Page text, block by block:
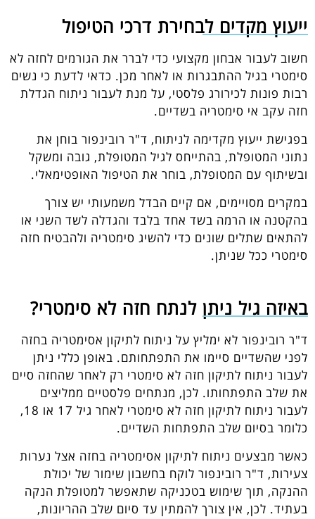
ייעוץ מקדים לבחירת דרכי הטיפול
חשוב לעבור אבחון מקצועי כדי לברר את הגורמים לחזה לא
סימטרי בגיל ההתבגרות או לאחר מכן. כדאי לדעת כי נשים
רבות פונות לכירורג פלסטי, על מנת לעבור ניתוח הגדלת
חזה עקב אי סימטריה בשדיים.
בפגישת ייעוץ מקדימה לניתוח, ד"ר רובינפור בוחן את
נתוני המטופלת, בהתייחס לגיל המטופלת, גובה ומשקל
ובשיתוף עם המטופלת, בוחר את הטיפול האופטימאלי.
במקרים מסויימים, אם קיים הבדל משמעותי יש צורך
בהקטנה או הרמה בשד אחד בלבד והגדלה לשד השני או
להתאים שתלים שונים כדי להשיג סימטריה ולהבטיח חזה
סימטרי ככל שניתן.
באיזה גיל ניתן לנתח חזה לא סימטרי?
ד"ר רובינפור לא ימליץ על ניתוח לתיקון אסימטריה בחזה
לפני שהשדיים סיימו את התפתחותם. באופן כללי ניתן
לעבור ניתוח לתיקון חזה לא סימטרי רק לאחר שהחזה סיים
את שלב התפתחותו. לכן, מנתחים פלסטיים ממליצים
לעבור ניתוח לתיקון חזה לא סימטרי לאחר גיל 17 או 18,
כלומר בסיום שלב התפתחות השדיים.
כאשר מבצעים ניתוח לתיקון אסימטריה בחזה אצל נערות
צעירות, ד"ר רובינפור לוקח בחשבון שימור של יכולת
ההנקה, תוך שימוש בטכניקה שתאפשר למטופלת הנקה
בעתיד. לכן, אין צורך להמתין עד סיום שלב ההריונות,